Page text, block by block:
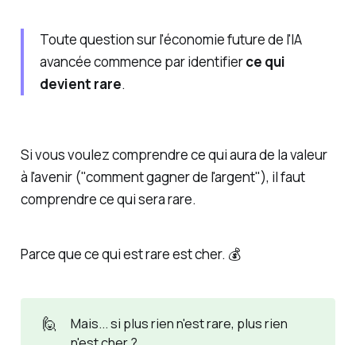
Toute question sur l'économie future de l'IA
avancée commence par identifierce qui
devient rare.
Si vous voulez comprendre ce qui aura de la valeur
à l'avenir ("comment gagner de l'argent"), il faut
comprendre ce qui sera rare.
Parce que ce qui est rare est cher. 💰
🙋
Mais... si plus rien n'est rare, plus rien